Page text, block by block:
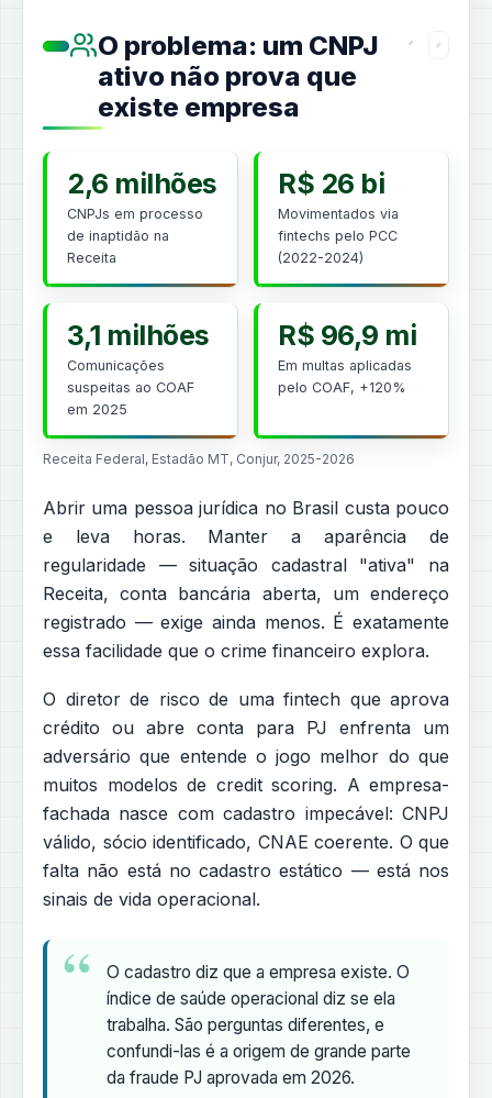
O problema: um CNPJ
ativo não prova que
existe empresa
2,6 milhões
CNPJs em processo
de inaptidão na
Receita
R$ 26 bi
Movimentados via
fintechs pelo PCC
(2022-2024)
3,1 milhões
Comunicações
suspeitas ao COAF
em 2025
R$ 96,9 mi
Em multas aplicadas
pelo COAF, +120%
Receita Federal, Estadão MT, Conjur, 2025-2026
Abrir uma pessoa jurídica no Brasil custa pouco
e leva horas. Manter a aparência de
regularidade — situação cadastral "ativa" na
Receita, conta bancária aberta, um endereço
registrado — exige ainda menos. É exatamente
essa facilidade que o crime financeiro explora.
O diretor de risco de uma fintech que aprova
crédito ou abre conta para PJ enfrenta um
adversário que entende o jogo melhor do que
muitos modelos de credit scoring. A empresa-
fachada nasce com cadastro impecável: CNPJ
válido, sócio identificado, CNAE coerente. O que
falta não está no cadastro estático — está nos
sinais de vida operacional.
O cadastro diz que a empresa existe. O
índice de saúde operacional diz se ela
trabalha. São perguntas diferentes, e
confundi-las é a origem de grande parte
da fraude PJ aprovada em 2026.